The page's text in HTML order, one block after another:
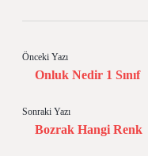
Önceki Yazı
Onluk Nedir 1 Sınıf
Sonraki Yazı
Bozrak Hangi Renk